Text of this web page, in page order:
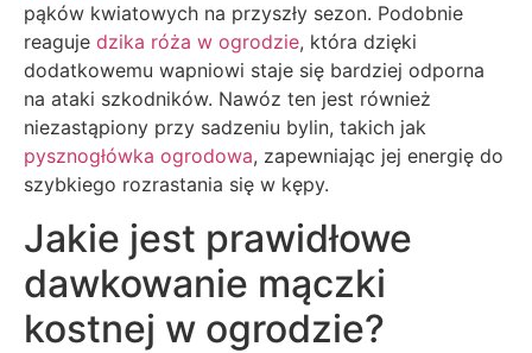
pąków kwiatowych na przyszły sezon. Podobnie
reaguje dzika róża w ogrodzie, która dzięki
dodatkowemu wapniowi staje się bardziej odporna
na ataki szkodników. Nawóz ten jest również
niezastąpiony przy sadzeniu bylin, takich jak
pysznogłówka ogrodowa, zapewniając jej energię do
szybkiego rozrastania się w kępy.
Jakie jest prawidłowe
dawkowanie mączki
kostnej w ogrodzie?